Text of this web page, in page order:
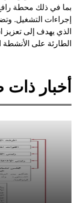
الذي يهدف إلى تعزيز
الطارئة على الأنشطة
أخبار